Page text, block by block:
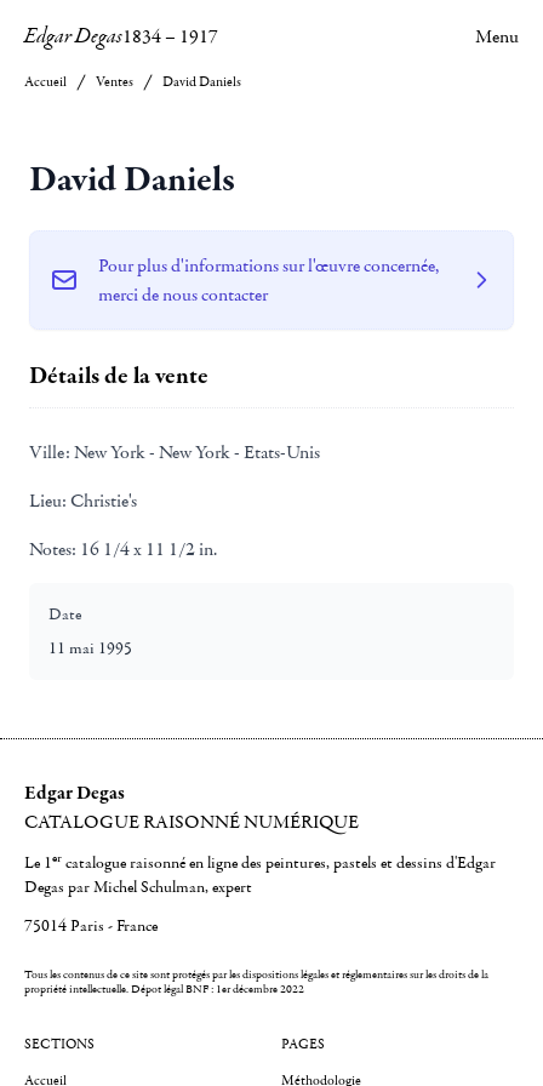
Edgar Degas1834– 1917 Menu
Accueil Ventes David Daniels
David Daniels
Pour plus d'informations sur l'œuvre concernée,
merci de nous contacter
Détails de la vente
Ville: New York - New York - Etats-Unis
Lieu: Christie's
Notes: 16 1/4 x 11 1/2 in.
Date
11 mai 1995
Edgar Degas
CATALOGUE RAISONNÉ NUMÉRIQUE
Le 1er catalogue raisonné en ligne des peintures, pastels et dessins d'Edgar
Degas par Michel Schulman, expert
75014 Paris - France
Tous les contenus de ce site sont protégés par les dispositions légales et réglementaires sur les droits de la
propriété intellectuelle.Dépot légal BNF : 1er décembre 2022
SECTIONS
Accueil
PAGES
Méthodologie